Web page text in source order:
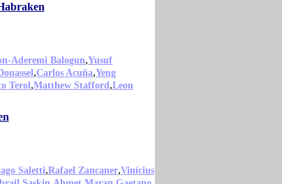
Aderemi Balogun,Yusuf
,Carlos Acuña,Yeng
Terol,Matthew Stafford,Leon
Saletti,Rafael Zancaner,Vinícius